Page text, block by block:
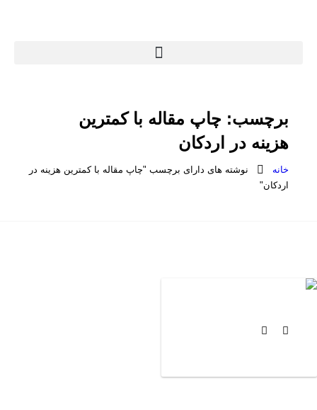
برچسب: چاپ مقاله با کمترین
هزینه در اردکان
خانه
نوشته های دارای برچسب "چاپ مقاله با کمترین هزینه در
اردکان"